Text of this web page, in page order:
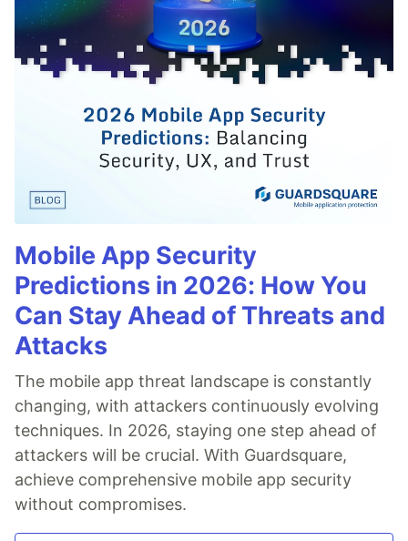
Mobile App Security
Predictions in 2026: How You
Can Stay Ahead of Threats and
Attacks
The mobile app threat landscape is constantly
changing, with attackers continuously evolving
techniques. In 2026, staying one step ahead of
attackers will be crucial. With Guardsquare,
achieve comprehensive mobile app security
without compromises.